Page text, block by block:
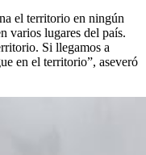
el territorio en ningún
varios lugares del país.
Si llegamos a
en el territorio”, aseveró